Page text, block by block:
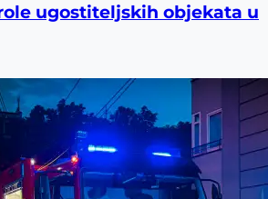
ugostiteljskih objekata u